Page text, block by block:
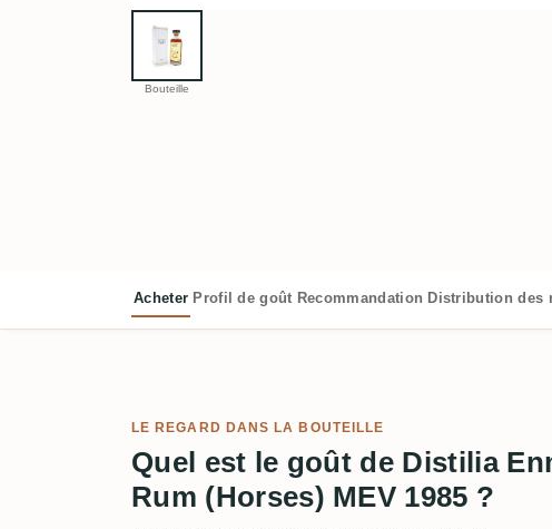
Bouteille
Acheter Profil de goût Recommandation Distribution des
LE REGARD DANS LA BOUTEILLE
Quel est le goût de Distilia
Rum (Horses) MEV 1985 ?